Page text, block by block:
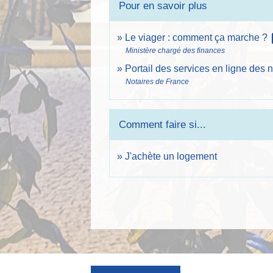
Pour en savoir plus
Le viager : comment ça marche ?
Ministère chargé des finances
Portail des services en ligne des
Notaires de France
Comment faire si...
J'achète un logement